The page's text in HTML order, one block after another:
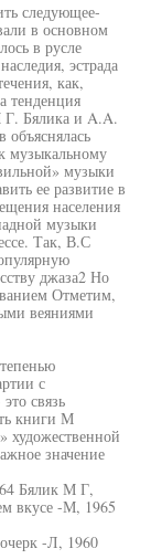
следующее-
в основном
в русле
эстрада
как,
тенденция
Г. Бялика и A.A.
объяснялась
музыкальному
музыки
ее развитие в
населения
музыки
Так, В.С
джаза2 Но
Отметим,
веяниями
с
связь
книги М
художественной
значение
Бялик М Г,
вкусе -М, 1965
-Л, 1960